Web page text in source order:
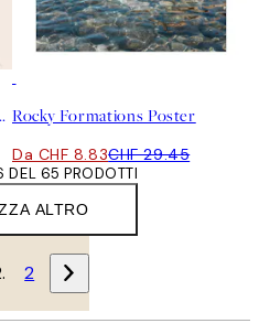
Poster Rocky Formations Poster
Da CHF 8.83CHF 29.45
ALTRO
DEL 65 PRODOTTI
2